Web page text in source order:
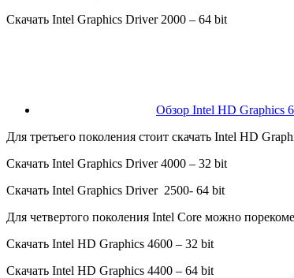
Скачать Intel Graphics Driver 2000 – 64 bit
Обзор Intel HD Graphics
Для третьего поколения стоит скачать Intel HD
Скачать Intel Graphics Driver 4000 – 32 bit
Скачать Intel Graphics Driver 2500- 64 bit
Для четвертого поколения Intel Core можно
Скачать Intel HD Graphics 4600 – 32 bit
Скачать Intel HD Graphics 4400 – 64 bit